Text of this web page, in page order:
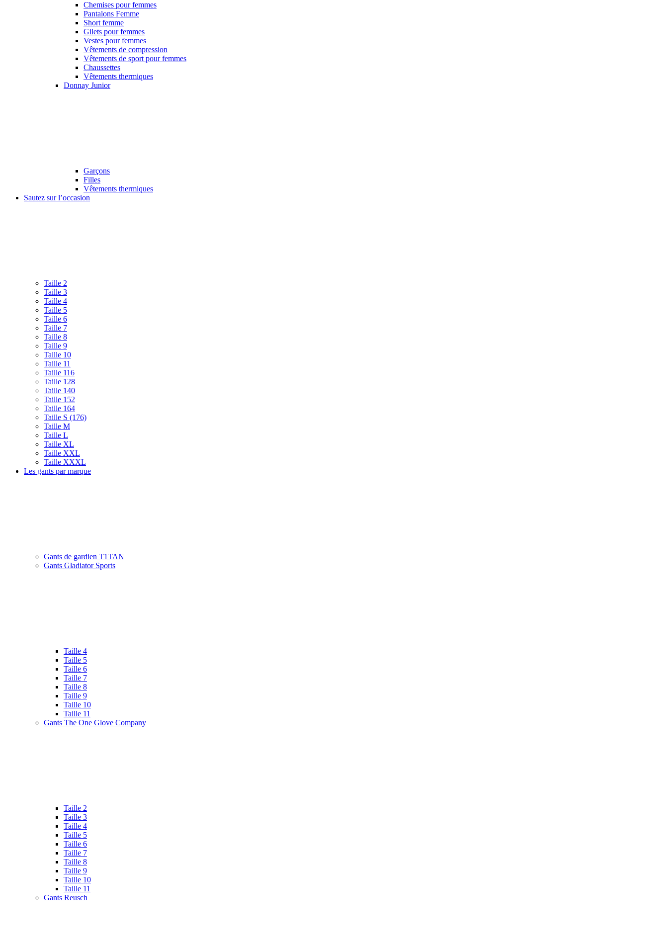
Chemises pour femmes
Pantalons Femme
Short femme
Gilets pour femmes
Vestes pour femmes
Vêtements de compression
Vêtements de sport pour femmes
Chaussettes
Vêtements thermiques
Donnay Junior
Garçons
Filles
Vêtements thermiques
Sautez sur l’occasion
Taille 2
Taille 3
Taille 4
Taille 5
Taille 6
Taille 7
Taille 8
Taille 9
Taille 10
Taille 11
Taille 116
Taille 128
Taille 140
Taille 152
Taille 164
Taille S (176)
Taille M
Taille L
Taille XL
Taille XXL
Taille XXXL
Les gants par marque
Gants de gardien T1TAN
Gants Gladiator Sports
Taille 4
Taille 5
Taille 6
Taille 7
Taille 8
Taille 9
Taille 10
Taille 11
Gants The One Glove Company
Taille 2
Taille 3
Taille 4
Taille 5
Taille 6
Taille 7
Taille 8
Taille 9
Taille 10
Taille 11
Gants Reusch